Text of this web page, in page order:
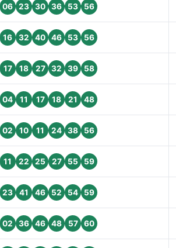
06 23 30 36 53 56
16 32 40 46 53 56
17 18 27 32 39 58
04 11 17 18 21 48
02 10 11 24 38 56
11 22 25 27 55 59
23 41 46 52 54 59
02 36 46 48 57 60